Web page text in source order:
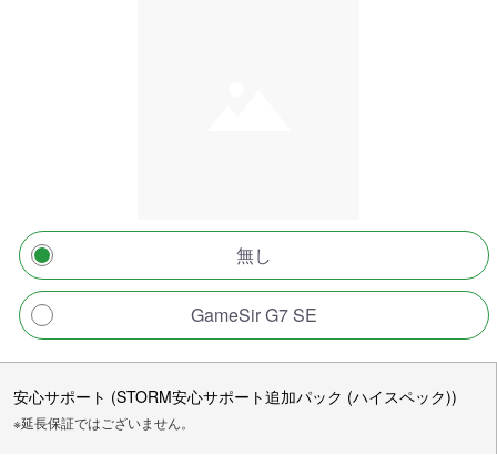
無し
GameSir G7 SE
安心サポート (STORM安心サポート追加パック (ハイスペック))
※延長保証ではございません。